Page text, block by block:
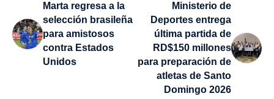
Marta regresa a la
selección brasileña
para amistosos
contra Estados
Unidos
Ministerio de
Deportes entrega
última partida de
RD$150 millones
para preparación de
atletas de Santo
Domingo 2026